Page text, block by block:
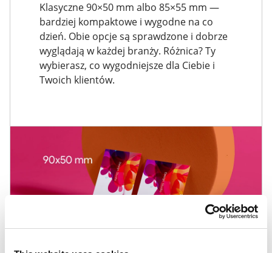
Klasyczne 90×50 mm albo 85×55 mm —
bardziej kompaktowe i wygodne na co
dzień. Obie opcje są sprawdzone i dobrze
wyglądają w każdej branży. Różnica? Ty
wybierasz, co wygodniejsze dla Ciebie i
Twoich klientów.